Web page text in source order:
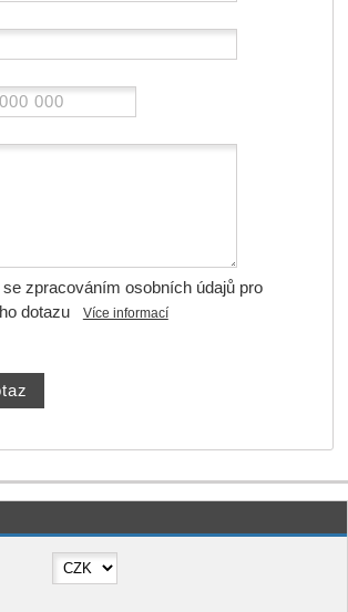
zpracováním osobních údajů pro
dotazu
Více informací